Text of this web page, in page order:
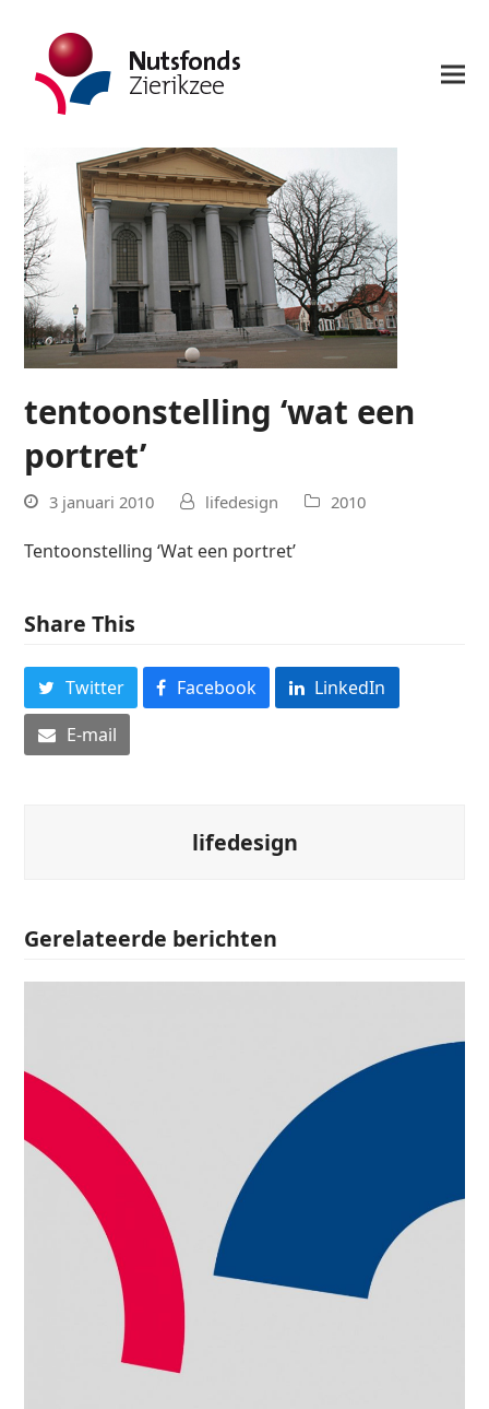
tentoonstelling ‘wat een
portret’
3 januari 2010 lifedesign 2010
Tentoonstelling ‘Wat een portret’
Share This
Twitter Facebook
LinkedIn
E-mail
lifedesign
Gerelateerde berichten